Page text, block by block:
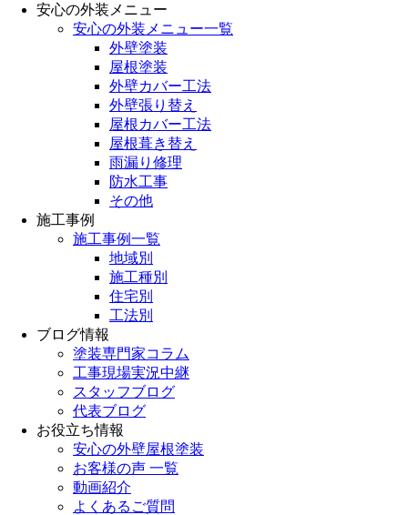
安心の外装メニュー
安心の外装メニュー一覧
外壁塗装
屋根塗装
外壁カバー工法
外壁張り替え
屋根カバー工法
屋根葺き替え
雨漏り修理
防水工事
その他
施工事例
施工事例一覧
地域別
施工種別
住宅別
工法別
ブログ情報
塗装専門家コラム
工事現場実況中継
スタッフブログ
代表ブログ
お役立ち情報
安心の外壁屋根塗装
お客様の声 一覧
動画紹介
よくあるご質問